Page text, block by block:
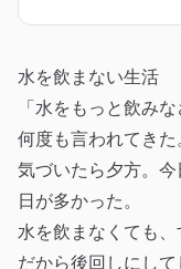
水を飲まない生活
「水をもっと飲みな
何度も言われてきた
気づいたら夕方。
日が多かった。
水を飲まなくても、
だから後回しにして